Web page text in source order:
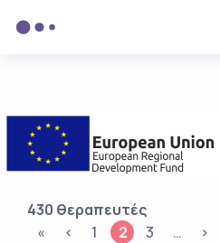
430 θεραπευτές
«
‹ 1 2 3 … ›